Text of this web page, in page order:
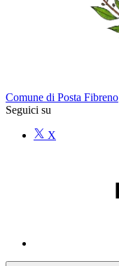
Comune di Posta Fibreno
Seguici su
X